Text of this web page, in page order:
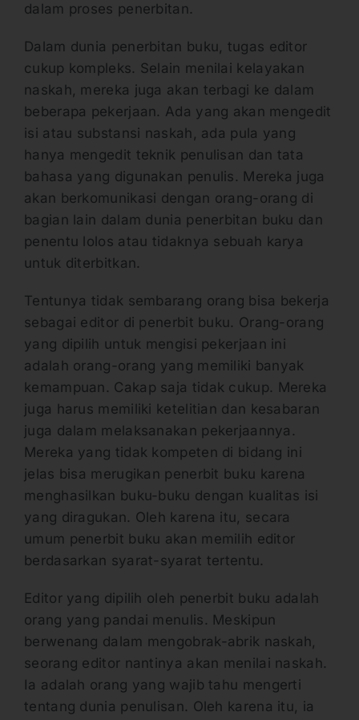
dalam proses penerbitan.
Dalam dunia penerbitan buku, tugas editor
cukup kompleks. Selain menilai kelayakan
naskah, mereka juga akan terbagi ke dalam
beberapa pekerjaan. Ada yang akan mengedit
isi atau substansi naskah, ada pula yang
hanya mengedit teknik penulisan dan tata
bahasa yang digunakan penulis. Mereka juga
akan berkomunikasi dengan orang-orang di
bagian lain dalam dunia penerbitan buku dan
penentu lolos atau tidaknya sebuah karya
untuk diterbitkan.
Tentunya tidak sembarang orang bisa bekerja
sebagai editor di penerbit buku. Orang-orang
yang dipilih untuk mengisi pekerjaan ini
adalah orang-orang yang memiliki banyak
kemampuan. Cakap saja tidak cukup. Mereka
juga harus memiliki ketelitian dan kesabaran
juga dalam melaksanakan pekerjaannya.
Mereka yang tidak kompeten di bidang ini
jelas bisa merugikan penerbit buku karena
menghasilkan buku-buku dengan kualitas isi
yang diragukan. Oleh karena itu, secara
umum penerbit buku akan memilih editor
berdasarkan syarat-syarat tertentu.
Editor yang dipilih oleh penerbit buku adalah
orang yang pandai menulis. Meskipun
berwenang dalam mengobrak-abrik naskah,
seorang editor nantinya akan menilai naskah.
Ia adalah orang yang wajib tahu mengerti
tentang dunia penulisan. Oleh karena itu, ia